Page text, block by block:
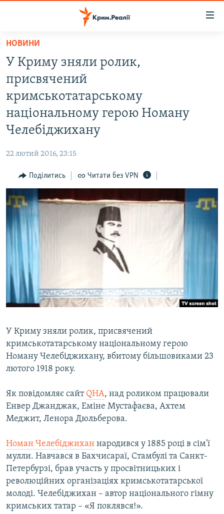
Перейти
основного
матеріалу
Перейти
до
основної
навігації
до
ВОДА.КРИМ
ВІДЕО ТА ФОТО
ПОЛІТИКА
БЛОГИ
ВСЕ ЗА ДЕНЬ
СПЕЦПРОЕКТИ
ДЕПОРТАЦІЯ
УКРАЇНСЬКА ПРОБЛЕМА КРИМУ
ІНФОГРАФІКА
ЯК ОБІЙТИ БЛОКУВАННЯ
Русский
ДОЛУЧАЙСЯ!
Усі сайти RFE/RL
НОВИНИ
У Криму зняли ролик,
присвячений
кримськотатарському
національному герою Номану
Челебіджихану
22 лютий 2016, 23:15
Поділитись Читати без VPN
У Криму зняли ролик, присвячений
кримськотатарському національному герою
Номану Челебіджихану, вбитому більшовиками 23
лютого 1918 року.
Як повідомляє сайт QHA, над роликом працювали
Енвер Джанджак, Еміне Мустафаєва, Ахтем
Меджит, Ленора Дюльберова.
Номан Челебіджихан народився у 1885 році в сім'ї
мулли. Навчався в Бахчисараї, Стамбулі та Санкт-
Петербурзі, брав участь у просвітницьких і
революційних організаціях кримськотатарської
молоді. Челебіджихан – автор національного гімну
кримських татар – «Я поклявся!».